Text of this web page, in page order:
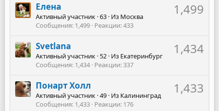
1,499
Елена
Активный участник ·63 · Из Москва
Сообщения 1,499 Реакции 433
1,434
Svetlana
Активный участник · 52 · Из Екатеринбург
Сообщения 1,434 Реакции 337
1,433
Понарт Холл
Активный участник ·49 · Из Калининград
Сообщения 1,433 Реакции 176